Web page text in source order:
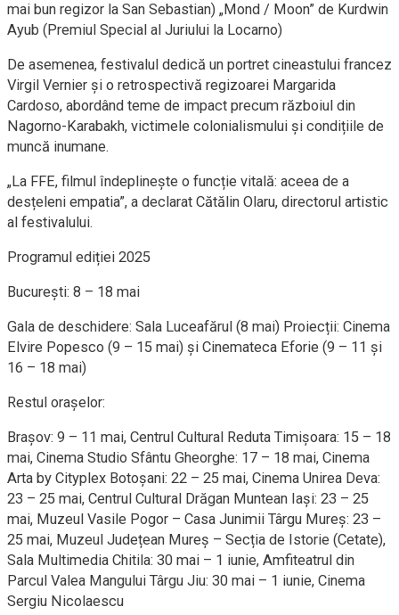
mai bun regizor la San Sebastian) „Mond / Moon” de Kurdwin
Ayub (Premiul Special al Juriului la Locarno)
De asemenea, festivalul dedică un portret cineastului francez
Virgil Vernier și o retrospectivă regizoarei Margarida
Cardoso, abordând teme de impact precum războiul din
Nagorno-Karabakh, victimele colonialismului și condițiile de
muncă inumane.
„La FFE, filmul îndeplinește o funcție vitală: aceea de a
desțeleni empatia”, a declarat Cătălin Olaru, directorul artistic
al festivalului.
Programul ediției 2025
București: 8 – 18 mai
Gala de deschidere: Sala Luceafărul (8 mai) Proiecții: Cinema
Elvire Popesco (9 – 15 mai) și Cinemateca Eforie (9 – 11 și
16 – 18 mai)
Restul orașelor:
Brașov: 9 – 11 mai, Centrul Cultural Reduta Timișoara: 15 – 18
mai, Cinema Studio Sfântu Gheorghe: 17 – 18 mai, Cinema
Arta by Cityplex Botoșani: 22 – 25 mai, Cinema Unirea Deva:
23 – 25 mai, Centrul Cultural Drăgan Muntean Iași: 23 – 25
mai, Muzeul Vasile Pogor – Casa Junimii Târgu Mureș: 23 –
25 mai, Muzeul Județean Mureș – Secția de Istorie (Cetate),
Sala Multimedia Chitila: 30 mai – 1 iunie, Amfiteatrul din
Parcul Valea Mangului Târgu Jiu: 30 mai – 1 iunie, Cinema
Sergiu Nicolaescu